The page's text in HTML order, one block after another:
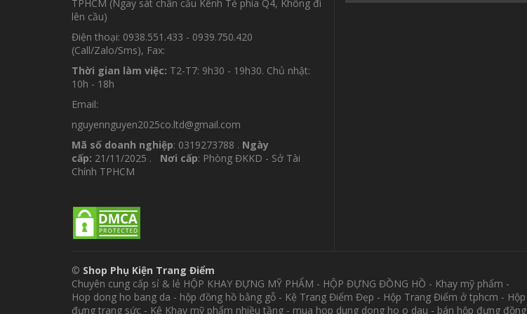
TPHCM (Ngay sát chân cầu Kênh Tẻ phía Q4, Không đi
lên cầu)
Điện thoại: 0938.551.433 - 0939.750.420
(Call/Zalo/Sms), Fax:
Thời gian làm việc: T2-T7: 9h30 - 19h30. Chủ nhật:
10h - 18h
Email:
nguyennguyen2025co.ltd@gmail.com
Mã số doanh nghiệp: 0319273788 . Ngày
cấp: 21/11/2025 . Nơi cấp: Phòng ĐKKD - Sở Tài
Chính TPHCM
© Shop Phụ Kiện Trang Điểm
Chuyên cung cấp sỉ & lẻ HỘP KHAY ĐỰNG MỸ PHẨM - HỘP ĐỰNG ĐỒNG HỒ - Khay mỹ phẩm -
Hop dong ho bang da - hộp đồng hồ bằng gỗ - Kệ Trang Điểm Đẹp - Hộp Trang Điểm ở tphcm - Hộp
đựng trang sức - Kệ Khay mỹ phẩm nhiều tầng - mua hop dung dong ho o dau - bán hộp đựng đồng